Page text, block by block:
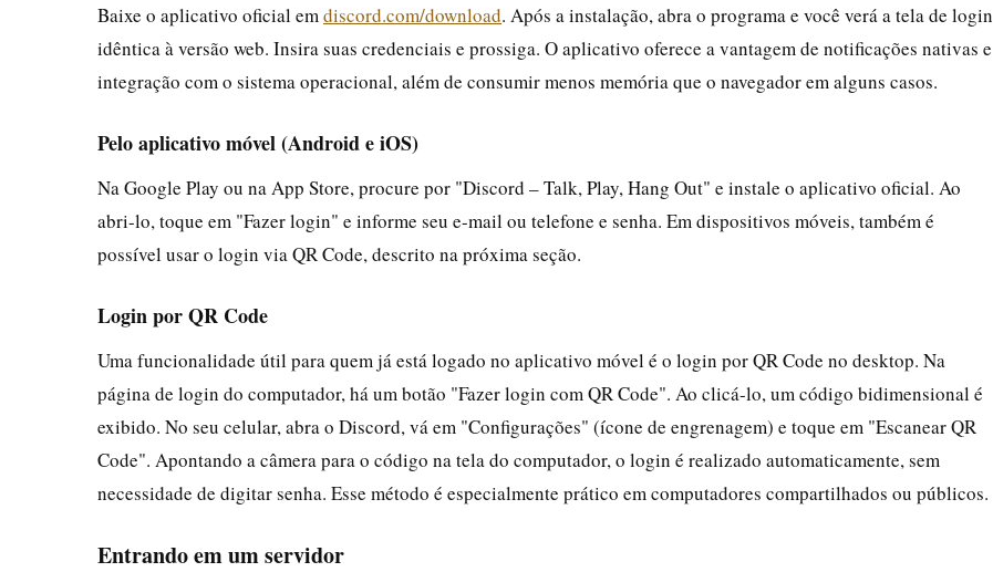
Baixe o aplicativo oficial em discord.com/download. Após a instalação, abra o programa e você verá a tela de login
idêntica à versão web. Insira suas credenciais e prossiga. O aplicativo oferece a vantagem de notificações nativas e
integração com o sistema operacional, além de consumir menos memória que o navegador em alguns casos.
Pelo aplicativo móvel (Android e iOS)
Na Google Play ou na App Store, procure por "Discord – Talk, Play, Hang Out" e instale o aplicativo oficial. Ao
abri-lo, toque em "Fazer login" e informe seu e-mail ou telefone e senha. Em dispositivos móveis, também é
possível usar o login via QR Code, descrito na próxima seção.
Login por QR Code
Uma funcionalidade útil para quem já está logado no aplicativo móvel é o login por QR Code no desktop. Na
página de login do computador, há um botão "Fazer login com QR Code". Ao clicá-lo, um código bidimensional é
exibido. No seu celular, abra o Discord, vá em "Configurações" (ícone de engrenagem) e toque em "Escanear QR
Code". Apontando a câmera para o código na tela do computador, o login é realizado automaticamente, sem
necessidade de digitar senha. Esse método é especialmente prático em computadores compartilhados ou públicos.
Entrando em um servidor